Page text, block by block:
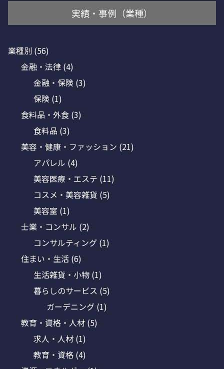
実績・事例（業種）
業種別 (56)
金融・法律 (4)
金融・保険 (3)
保険 (1)
食料品・外食 (3)
食料品 (3)
美容・健康・ファッション (21)
アパレル (4)
美容医療・エステ (11)
コスメ・美容雑貨 (5)
美容室 (1)
士業・コンサル (2)
コンサルティング (1)
住まい・生活 (6)
生活雑貨・小物 (1)
暮らしのサービス (5)
ガーデニング (1)
教育・資格・人材 (5)
求人・人材 (1)
教育・資格 (4)